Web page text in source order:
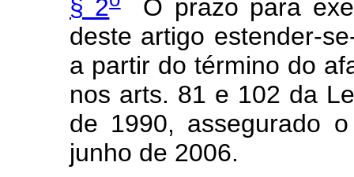
§ 2 O prazo para
deste artigo estender-
a partir do término do
nos arts. 81 e 102 da
de 1990, assegurado
junho de 2006.